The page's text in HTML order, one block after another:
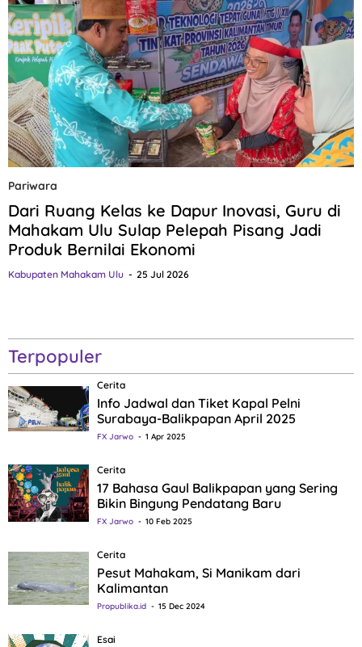
Pariwara
Dari Ruang Kelas ke Dapur Inovasi, Guru di
Mahakam Ulu Sulap Pelepah Pisang Jadi
Produk Bernilai Ekonomi
Kabupaten Mahakam Ulu 25 Jul 2026
Terpopuler
Cerita
Info Jadwal dan Tiket Kapal Pelni
Surabaya-Balikpapan April 2025
FX Jarwo 1 Apr 2025
Cerita
17 Bahasa Gaul Balikpapan yang Sering
Bikin Bingung Pendatang Baru
FX Jarwo 10 Feb 2025
Cerita
Pesut Mahakam, Si Manikam dari
Kalimantan
Propublika.id 15 Dec 2024
Esai